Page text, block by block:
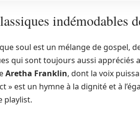
indémodables
soul est un mélange de gospel,
qui sont toujours aussi appréciés
Aretha Franklin, dont la voix
» est un hymne à la dignité et à
playlist.